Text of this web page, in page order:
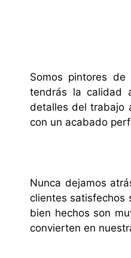
Somos pintores
tendrás la calidad
detalles del trabajo
con un acabado
Nunca dejamos
clientes satisfechos
bien hechos son
convierten en